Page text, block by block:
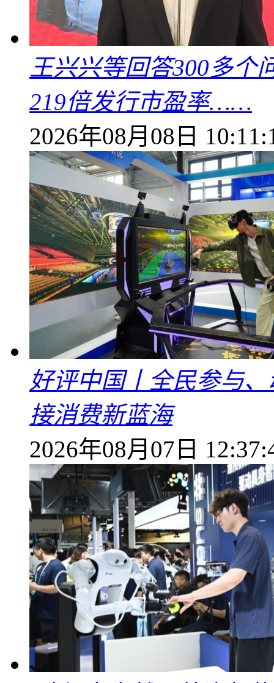
王兴兴等回答300多个
219倍发行市盈率……
2026年08月08日
好评中国丨全民参与
接消费新蓝海
2026年08月07日